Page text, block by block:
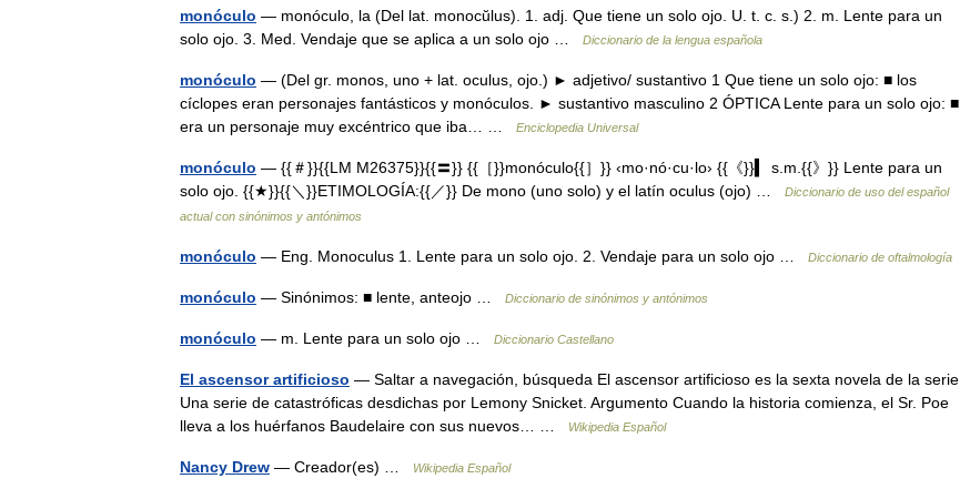
monóculo — monóculo, la (Del lat. monocŭlus). 1. adj. Que tiene un solo ojo. U. t. c. s.) 2. m. Lente para un
solo ojo. 3. Med. Vendaje que se aplica a un solo ojo …
Diccionario de la lengua española
monóculo — (Del gr. monos, uno + lat. oculus, ojo.) ► adjetivo/ sustantivo 1 Que tiene un solo ojo: ■ los
cíclopes eran personajes fantásticos y monóculos. ► sustantivo masculino 2 ÓPTICA Lente para un solo ojo: ■
era un personaje muy excéntrico que iba… …
Enciclopedia Universal
monóculo — {{＃}}{{LM M26375}}{{〓}} {{［}}monóculo{{］}} ‹mo·nó·cu·lo› {{《}}▍ s.m.{{》}} Lente para un
solo ojo. {{★}}{{＼}}ETIMOLOGÍA:{{／}} De mono (uno solo) y el latín oculus (ojo) …
Diccionario de uso del español
actual con sinónimos y antónimos
monóculo — Eng. Monoculus 1. Lente para un solo ojo. 2. Vendaje para un solo ojo … Diccionario de oftalmología
monóculo — Sinónimos: ■ lente, anteojo … Diccionario de sinónimos y antónimos
monóculo — m. Lente para un solo ojo … Diccionario Castellano
El ascensor artificioso — Saltar a navegación, búsqueda El ascensor artificioso es la sexta novela de la serie
Una serie de catastróficas desdichas por Lemony Snicket. Argumento Cuando la historia comienza, el Sr. Poe
lleva a los huérfanos Baudelaire con sus nuevos… …
Wikipedia Español
Nancy Drew — Creador(es) … Wikipedia Español